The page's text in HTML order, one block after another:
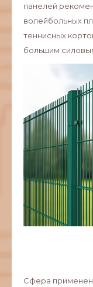
панелей
волейбольных
теннисных
большим
Сфера